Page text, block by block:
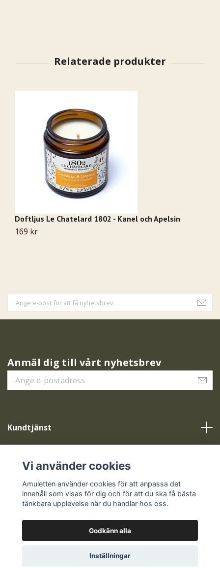
Doftljus Le Chatelard 1802 - Kanel och Apelsin
169 kr
Anmäl dig till vårt nyhetsbrev
Kundtjänst
Sociala medier
© 2026 Amuletten
Vi använder cookies
Amuletten använder cookies för att anpassa det
innehåll som visas för dig och för att du ska få bästa
tänkbara upplevelse när du handlar hos oss.
Godkänn alla
Inställningar